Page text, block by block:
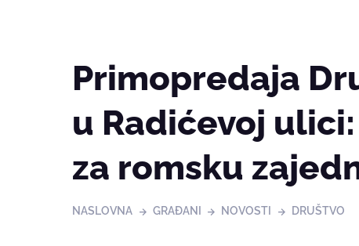
Primopredaja
u Radićevoj
za romsku
NASLOVNA GRAĐANI NOVOSTI DRUŠTVO